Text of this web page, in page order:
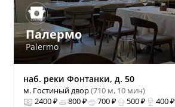
Палермо
Palermo
наб. реки Фонтанки, д. 50
м. Гостиный двор(710 м, 10 мин)
2400 ₽
800 ₽ 700 ₽ 500 ₽ 400 ₽